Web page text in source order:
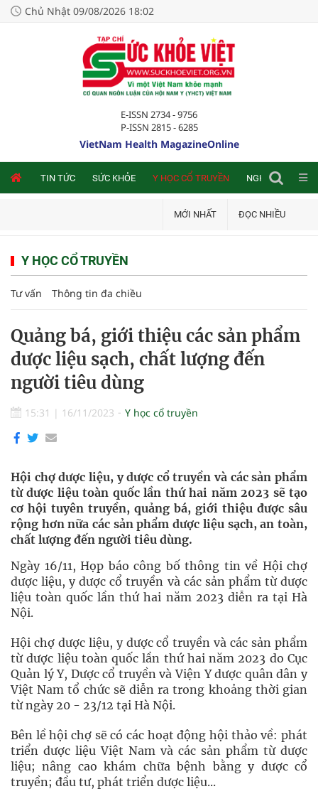
Chủ Nhật 09/08/2026 18:02
E-ISSN 2734 - 9756
P-ISSN 2815 - 6285
VietNam Health MagazineOnline
TIN TỨC SỨC KHỎE Y HỌC CỔ TRUYỀN NGHIÊN CỨU
MỚI NHẤT ĐỌC NHIỀU
Y HỌC CỔ TRUYỀN
Tư vấn Thông tin đa chiều
Quảng bá, giới thiệu các sản phẩm
dược liệu sạch, chất lượng đến
người tiêu dùng
15:31 | 16/11/2023 Y học cổ truyền
Hội chợ dược liệu, y dược cổ truyền và các sản phẩm
từ dược liệu toàn quốc lần thứ hai năm 2023 sẽ tạo
cơ hội tuyên truyền, quảng bá, giới thiệu được sâu
rộng hơn nữa các sản phẩm dược liệu sạch, an toàn,
chất lượng đến người tiêu dùng.
Ngày 16/11, Họp báo công bố thông tin về Hội chợ
dược liệu, y dược cổ truyền và các sản phẩm từ dược
liệu toàn quốc lần thứ hai năm 2023 diễn ra tại Hà
Nội.
Hội chợ dược liệu, y dược cổ truyền và các sản phẩm
từ dược liệu toàn quốc lần thứ hai năm 2023 do Cục
Quản lý Y, Dược cổ truyền và Viện Y dược quân dân y
Việt Nam tổ chức sẽ diễn ra trong khoảng thời gian
từ ngày 20 - 23/12 tại Hà Nội.
Bên lề hội chợ sẽ có các hoạt động hội thảo về: phát
triển dược liệu Việt Nam và các sản phẩm từ dược
liệu; nâng cao khám chữa bệnh bằng y dược cổ
truyền; đầu tư, phát triển dược liệu...